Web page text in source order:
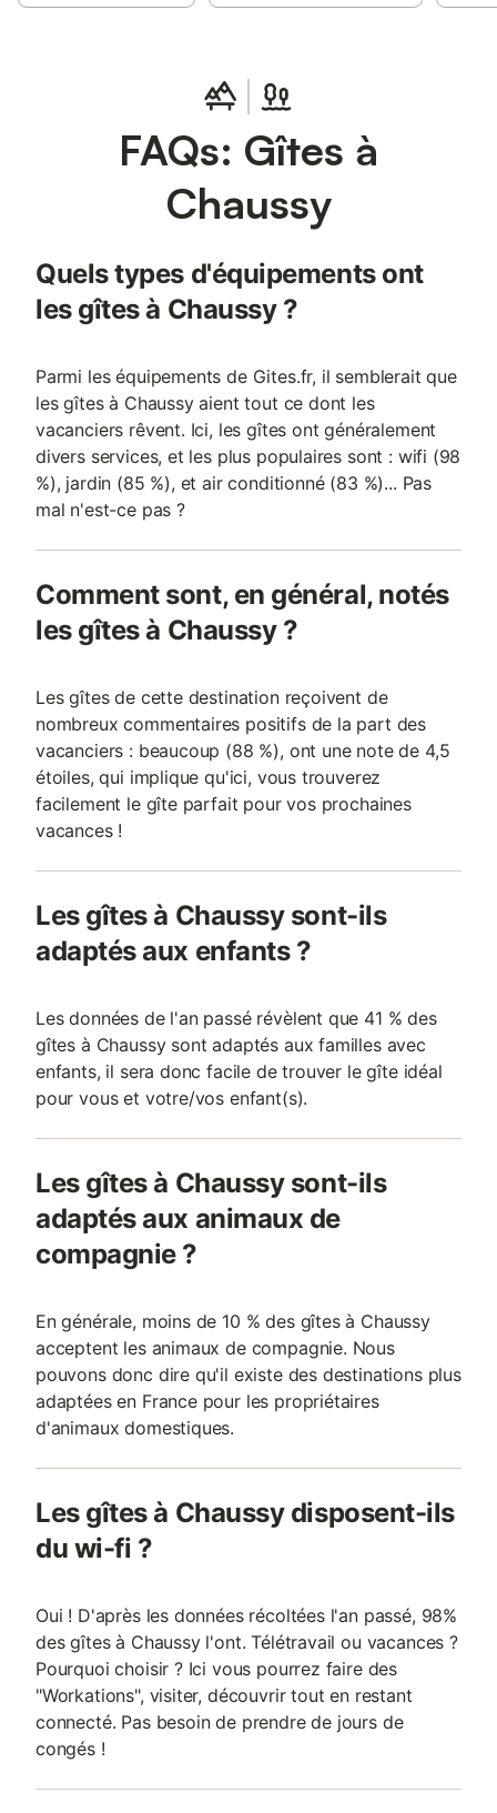
FAQs: Gîtes à
Chaussy
Quels types d'équipements ont
les gîtes à Chaussy ?
Parmi les équipements de Gites.fr, il semblerait que
les gîtes à Chaussy aient tout ce dont les
vacanciers rêvent. Ici, les gîtes ont généralement
divers services, et les plus populaires sont : wifi (98
%), jardin (85 %), et air conditionné (83 %)... Pas
mal n'est-ce pas ?
Comment sont, en général, notés
les gîtes à Chaussy ?
Les gîtes de cette destination reçoivent de
nombreux commentaires positifs de la part des
vacanciers : beaucoup (88 %), ont une note de 4,5
étoiles, qui implique qu'ici, vous trouverez
facilement le gîte parfait pour vos prochaines
vacances !
Les gîtes à Chaussy sont-ils
adaptés aux enfants ?
Les données de l'an passé révèlent que 41 % des
gîtes à Chaussy sont adaptés aux familles avec
enfants, il sera donc facile de trouver le gîte idéal
pour vous et votre/vos enfant(s).
Les gîtes à Chaussy sont-ils
adaptés aux animaux de
compagnie ?
En générale, moins de 10 % des gîtes à Chaussy
acceptent les animaux de compagnie. Nous
pouvons donc dire qu'il existe des destinations plus
adaptées en France pour les propriétaires
d'animaux domestiques.
Les gîtes à Chaussy disposent-ils
du wi-fi ?
Oui ! D'après les données récoltées l'an passé, 98%
des gîtes à Chaussy l'ont. Télétravail ou vacances ?
Pourquoi choisir ? Ici vous pourrez faire des
"Workations", visiter, découvrir tout en restant
connecté. Pas besoin de prendre de jours de
congés !